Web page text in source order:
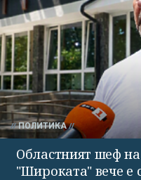
ПОЛИТИКА
Областният шеф
"Широката" вече е